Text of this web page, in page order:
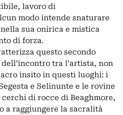
lavoro di
modo intende snaturare
sua onirica e mistica
di forza.
questo secondo
tra l’artista, non
insito in questi luoghi: i
e Selinunte e le rovine
di rocce di Beaghmore,
a raggiungere la sacralità